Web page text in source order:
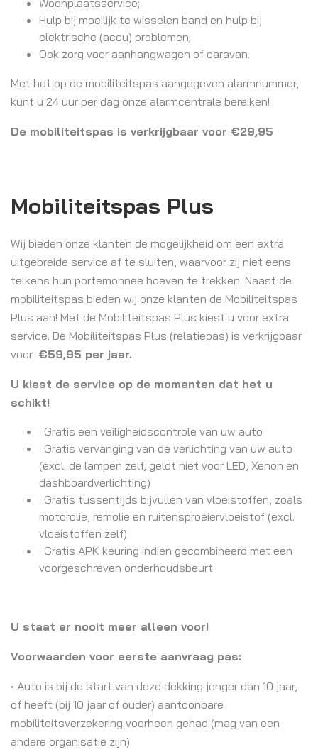
Woonplaatsservice;
Hulp bij moeilijk te wisselen band en hulp bij
elektrische (accu) problemen;
Ook zorg voor aanhangwagen of caravan.
Met het op de mobiliteitspas aangegeven alarmnummer,
kunt u 24 uur per dag onze alarmcentrale bereiken!
De mobiliteitspas is verkrijgbaar voor €29,95
Mobiliteitspas Plus
Wij bieden onze klanten de mogelijkheid om een extra
uitgebreide service af te sluiten, waarvoor zij niet eens
telkens hun portemonnee hoeven te trekken. Naast de
mobiliteitspas bieden wij onze klanten de Mobiliteitspas
Plus aan! Met de Mobiliteitspas Plus kiest u voor extra
service. De Mobiliteitspas Plus (relatiepas) is verkrijgbaar
voor €59,95 per jaar.
U kiest de service op de momenten dat het u
schikt!
: Gratis een veiligheidscontrole van uw auto
: Gratis vervanging van de verlichting van uw auto
(excl. de lampen zelf, geldt niet voor LED, Xenon en
dashboardverlichting)
: Gratis tussentijds bijvullen van vloeistoffen, zoals
motorolie, remolie en ruitensproeiervloeistof (excl.
vloeistoffen zelf)
: Gratis APK keuring indien gecombineerd met een
voorgeschreven onderhoudsbeurt
U staat er nooit meer alleen voor!
Voorwaarden voor eerste aanvraag pas:
• Auto is bij de start van deze dekking jonger dan 10 jaar,
of heeft (bij 10 jaar of ouder) aantoonbare
mobiliteitsverzekering voorheen gehad (mag van een
andere organisatie zijn)